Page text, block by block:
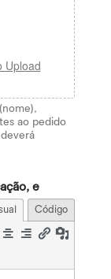
Upload
ao pedido
e
Código